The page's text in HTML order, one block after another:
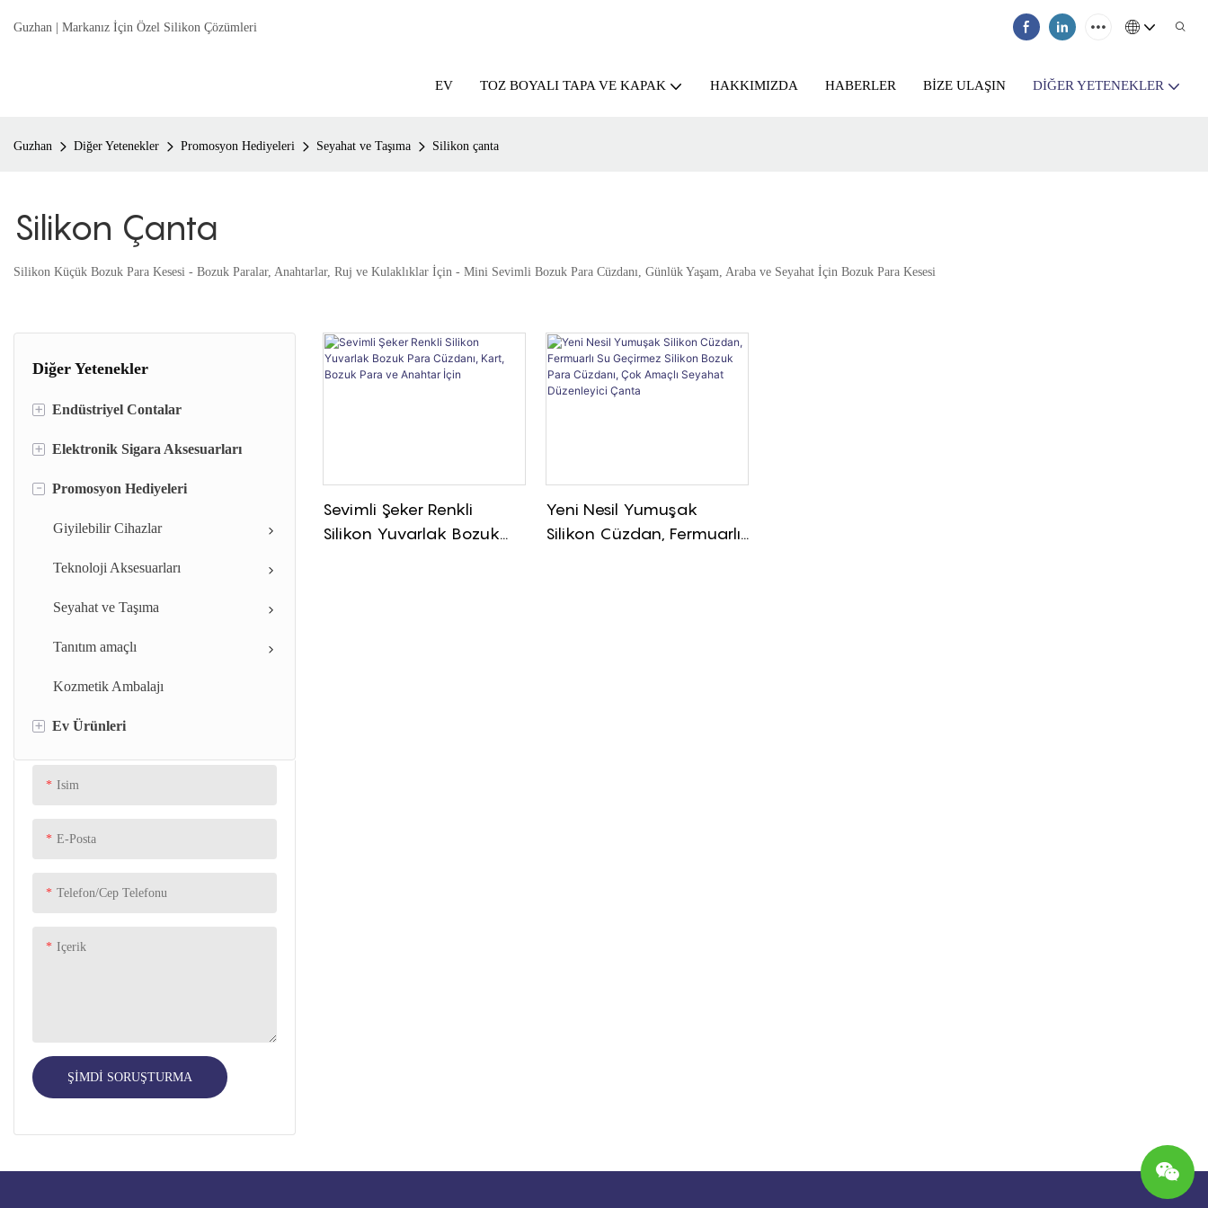
Guzhan | Markanız İçin Özel Silikon Çözümleri
EV TOZ BOYALI TAPA VE KAPAK HAKKIMIZDA HABERLER BIZE ULAŞIN DIĞER YETENEKLER
Guzhan Diğer Yetenekler Promosyon Hediyeleri Seyahat ve Taşıma Silikon çanta
Silikon Çanta
Silikon Küçük Bozuk Para Kesesi - Bozuk Paralar, Anahtarlar, Ruj ve Kulaklıklar İçin - Mini Sevimli Bozuk Para Cüzdanı, Günlük Yaşam, Araba ve Seyahat İçin Bozuk Para Kesesi
Diğer Yetenekler
+ Endüstriyel Contalar
Silikon Conta Sızdırmazlık Halkası
Silikon Bantlar
Silikon şırınga kapağı
Silikon valf
Silikon Şırınga Pistonu
Silikon Kauçuk contalar
Kauçuk conta
Kauçuk Grommet
Silikon Kauçuk Ped
+ Elektronik Sigara Aksesuarları
Silikon elektronik sigara ucu ve
- Promosyon Hediyeleri
Giyilebilir Cihazlar
Teknoloji Aksesuarları
Seyahat ve Taşıma
Tanıtım amaçlı
Kozmetik Ambalajı
+ Ev Ürünleri
Mutfak
Kişisel Bakım
Isim
E-Posta
Telefon/Cep Telefonu
Içerik
ŞIMDI SORUŞTURMA
Sevimli Şeker Renkli
Silikon Yuvarlak Bozuk
Yeni Nesil Yumuşak
Silikon Cüzdan, Fermuarlı